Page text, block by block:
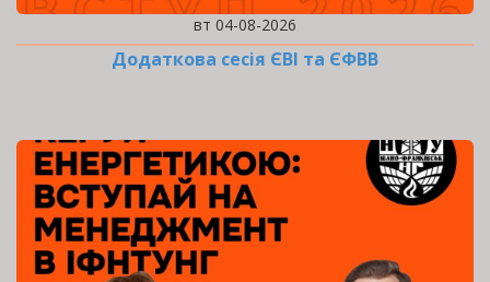
вт 04-08-2026
Додаткова сесія ЄВІ та ЄФВВ